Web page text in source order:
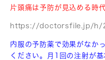
片頭痛は予防が見込める時
https://doctorsfile.jp/
内服の予防薬で効果がなか
ください。月1回の注射が